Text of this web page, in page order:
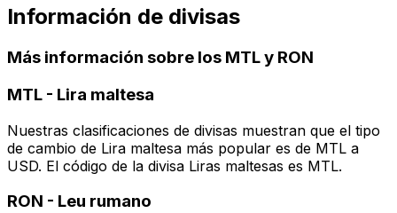
Información de divisas
Más información sobre los MTL y RON
MTL - Lira maltesa
Nuestras clasificaciones de divisas muestran que el tipo
de cambio de Lira maltesa más popular es de MTL a
USD. El código de la divisa Liras maltesas es MTL.
RON - Leu rumano